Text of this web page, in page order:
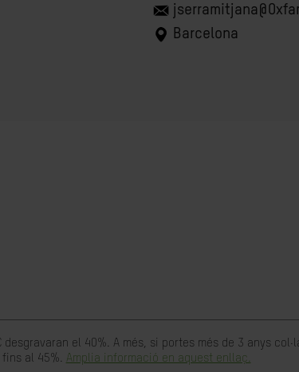
Barcelona
el 40%. A més, si portes més de 3 anys
al 45%. Amplia informació en aquest enllaç.